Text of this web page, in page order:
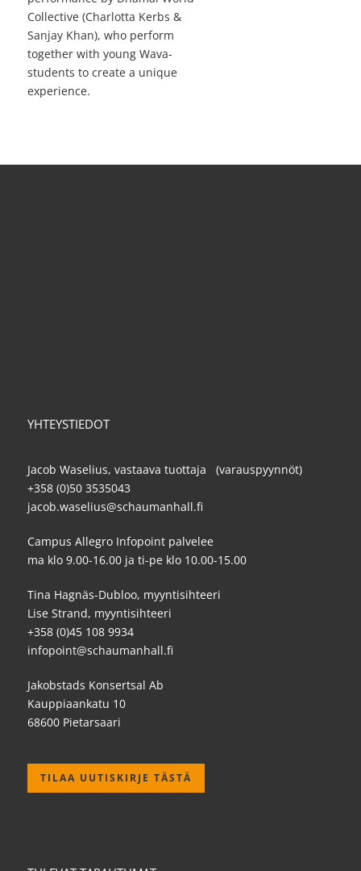
Collective (Charlotta Kerbs &
Sanjay Khan), who perform
together with young Wava-
students to create a unique
experience.
YHTEYSTIEDOT
Jacob Waselius, vastaava tuottaja (varauspyynnöt)
+358 (0)50 3535043
jacob.waselius@schaumanhall.fi
Campus Allegro Infopoint palvelee
ma klo 9.00-16.00 ja ti-pe klo 10.00-15.00
Tina Hagnäs-Dubloo, myyntisihteeri
Lise Strand, myyntisihteeri
+358 (0)45 108 9934
infopoint@schaumanhall.fi
Jakobstads Konsertsal Ab
Kauppiaankatu 10
68600 Pietarsaari
TILAA UUTISKIRJE TÄSTÄ